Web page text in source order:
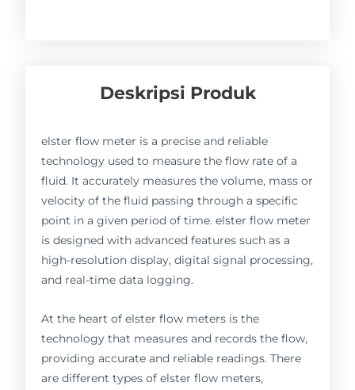
Deskripsi Produk
elster flow meter is a precise and reliable
technology used to measure the flow rate of a
fluid. It accurately measures the volume, mass or
velocity of the fluid passing through a specific
point in a given period of time. elster flow meter
is designed with advanced features such as a
high-resolution display, digital signal processing,
and real-time data logging.
At the heart of elster flow meters is the
technology that measures and records the flow,
providing accurate and reliable readings. There
are different types of elster flow meters,